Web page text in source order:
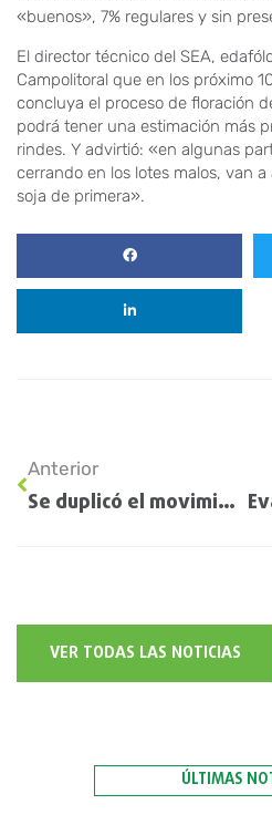
«buenos», 7% regulares y sin
El director técnico del SEA,
Campolitoral que en los próximo
concluya el proceso de floración
podrá tener una estimación más
rindes. Y advirtió: «en algunas
cerrando en los lotes malos, van
soja de primera».
Anterior
Se duplicó el movimiento de camiones en los puertos de Rosario
VER TODAS LAS NOTICIAS
ÚLTIMAS